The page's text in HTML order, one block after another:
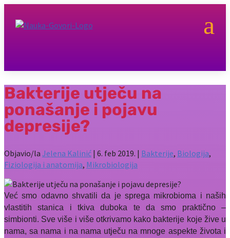
a
Bakterije utječu na
ponašanje i pojavu
depresije?
Objavio/la Jelena Kalinić | 6. feb 2019. | Bakterije, Biologija,
Fiziologija i anatomija, Mikrobiologija
Već smo odavno shvatili da je sprega mikrobioma i naših
vlastitih stanica i tkiva duboka te da smo praktično –
simbionti. Sve više i više otkrivamo kako bakterije koje žive u
nama, sa nama i na nama utječu na mnoge aspekte života i